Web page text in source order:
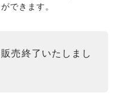
できます。
売終了いたしまし